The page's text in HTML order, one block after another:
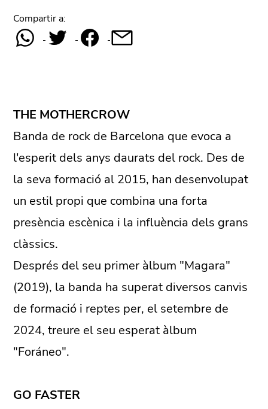
Compartir a:
THE MOTHERCROW
Banda de rock de Barcelona que evoca a
l'esperit dels anys daurats del rock. Des de
la seva formació al 2015, han desenvolupat
un estil propi que combina una forta
presència escènica i la influència dels grans
clàssics.
Després del seu primer àlbum "Magara"
(2019), la banda ha superat diversos canvis
de formació i reptes per, el setembre de
2024, treure el seu esperat àlbum
"Foráneo".
GO FASTER